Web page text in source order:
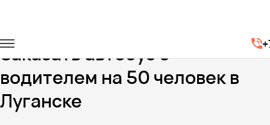
Заказать автобус с
водителем на 50 человек в
Луганске